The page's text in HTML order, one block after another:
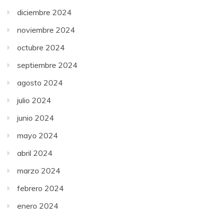
diciembre 2024
noviembre 2024
octubre 2024
septiembre 2024
agosto 2024
julio 2024
junio 2024
mayo 2024
abril 2024
marzo 2024
febrero 2024
enero 2024